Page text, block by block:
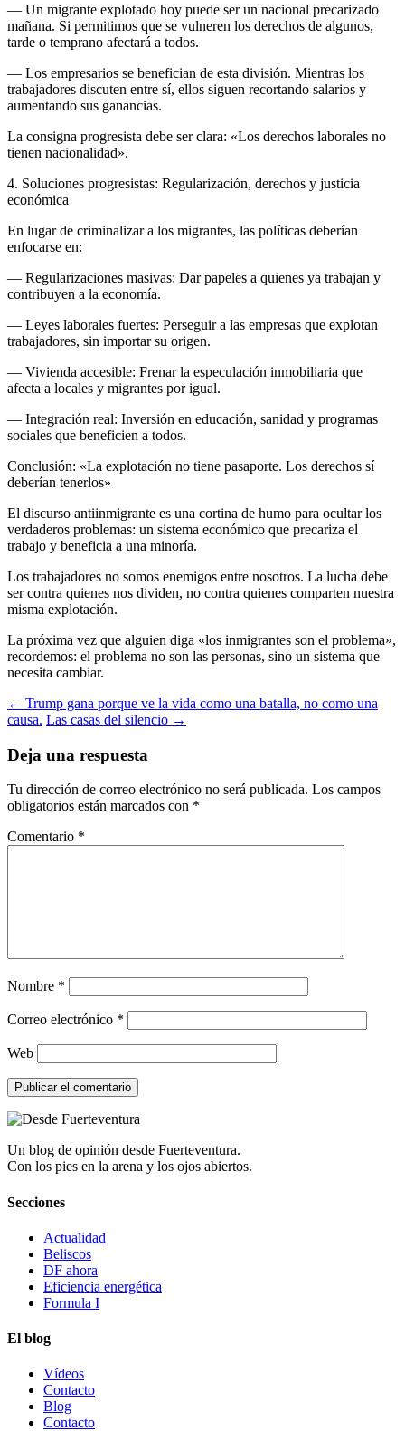
— Un migrante explotado hoy puede ser un nacional precarizado
mañana. Si permitimos que se vulneren los derechos de algunos,
tarde o temprano afectará a todos.
— Los empresarios se benefician de esta división. Mientras los
trabajadores discuten entre sí, ellos siguen recortando salarios y
aumentando sus ganancias.
La consigna progresista debe ser clara: «Los derechos laborales no
tienen nacionalidad».
4. Soluciones progresistas: Regularización, derechos y justicia
económica
En lugar de criminalizar a los migrantes, las políticas deberían
enfocarse en:
— Regularizaciones masivas: Dar papeles a quienes ya trabajan y
contribuyen a la economía.
— Leyes laborales fuertes: Perseguir a las empresas que explotan
trabajadores, sin importar su origen.
— Vivienda accesible: Frenar la especulación inmobiliaria que
afecta a locales y migrantes por igual.
— Integración real: Inversión en educación, sanidad y programas
sociales que beneficien a todos.
Conclusión: «La explotación no tiene pasaporte. Los derechos sí
deberían tenerlos»
El discurso antiinmigrante es una cortina de humo para ocultar los
verdaderos problemas: un sistema económico que precariza el
trabajo y beneficia a una minoría.
Los trabajadores no somos enemigos entre nosotros. La lucha debe
ser contra quienes nos dividen, no contra quienes comparten nuestra
misma explotación.
La próxima vez que alguien diga «los inmigrantes son el problema»,
recordemos: el problema no son las personas, sino un sistema que
necesita cambiar.
← Trump gana porque ve la vida como una batalla, no como una
causa. Las casas del silencio →
Deja una respuesta
Tu dirección de correo electrónico no será publicada. Los campos
obligatorios están marcados con *
Comentario *
Nombre *
Correo electrónico *
Web
Un blog de opinión desde Fuerteventura.
Con los pies en la arena y los ojos abiertos.
Secciones
Actualidad
Beliscos
DF ahora
Eficiencia energética
Formula I
El blog
Vídeos
Contacto
Blog
Contacto